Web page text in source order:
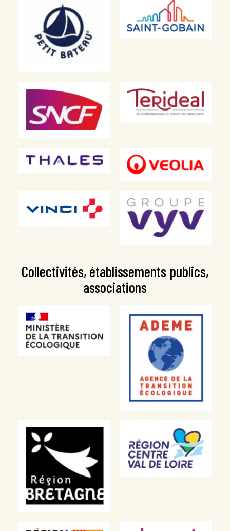
Collectivités, établissements publics,
associations